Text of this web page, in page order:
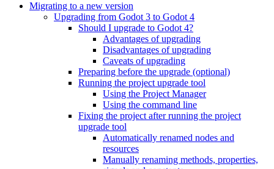
Migrating to a new version
Upgrading from Godot 3 to Godot 4
Should I upgrade to Godot 4?
Advantages of upgrading
Disadvantages of upgrading
Caveats of upgrading
Preparing before the upgrade (optional)
Running the project upgrade tool
Using the Project Manager
Using the command line
Fixing the project after running the project
upgrade tool
Automatically renamed nodes and
resources
Manually renaming methods, properties,